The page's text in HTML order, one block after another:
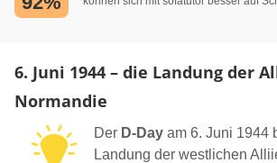
6. Juni 1944 – die Landung der
Normandie
Der D-Day am 6. Juni 1944
Landung der westlichen